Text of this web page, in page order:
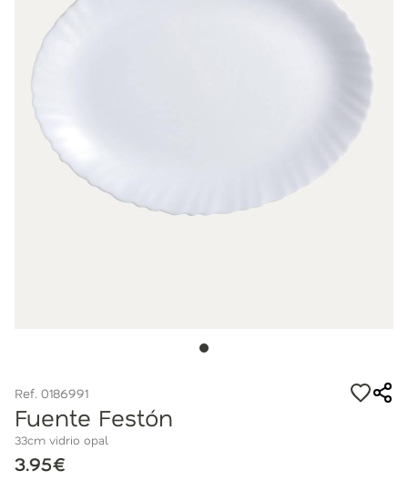
Ref. 0186991
Fuente Festón
33cm vidrio opal
3.95€